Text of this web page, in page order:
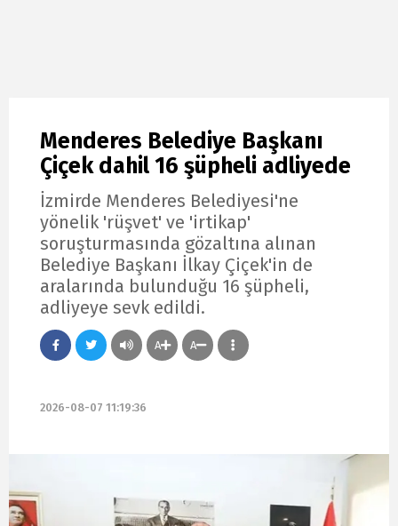
Menderes Belediye Başkanı
Çiçek dahil 16 şüpheli adliyede
İzmirde Menderes Belediyesi'ne
yönelik 'rüşvet' ve 'irtikap'
soruşturmasında gözaltına alınan
Belediye Başkanı İlkay Çiçek'in de
aralarında bulunduğu 16 şüpheli,
adliyeye sevk edildi.
A A
2026-08-07 11:19:36